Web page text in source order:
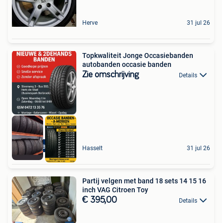
Herve 31 jul 26
Met Garantie
Topkwaliteit Jonge Occasiebanden
autobanden occasie banden
Zie omschrijving Details
Hasselt 31 jul 26
Partij velgen met band 18 sets 14 15 16
inch VAG Citroen Toy
€ 395,00 Details